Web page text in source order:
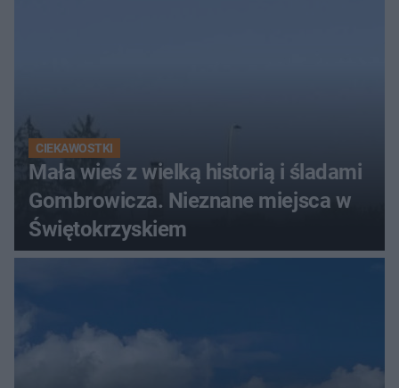
CIEKAWOSTKI
Mała wieś z wielką historią i śladami
Gombrowicza. Nieznane miejsca w
Świętokrzyskiem